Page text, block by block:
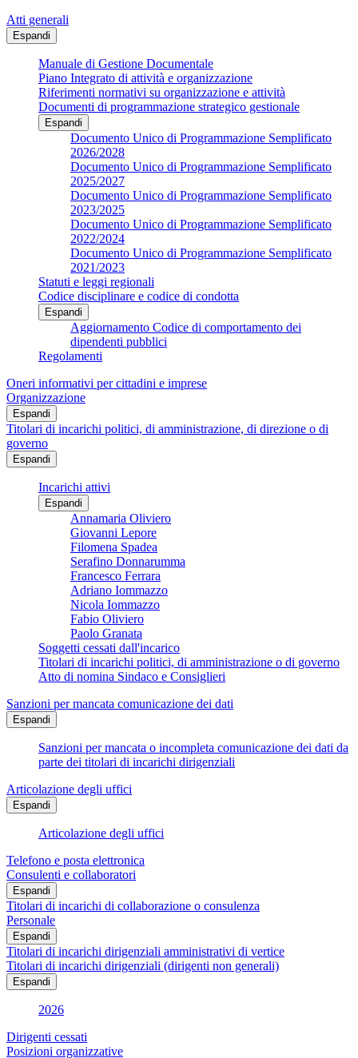
Atti generali
Espandi
Manuale di Gestione Documentale
Piano Integrato di attività e organizzazione
Riferimenti normativi su organizzazione e attività
Documenti di programmazione strategico gestionale
Espandi
Documento Unico di Programmazione Semplificato
2026/2028
Documento Unico di Programmazione Semplificato
2025/2027
Documento Unico di Programmazione Semplificato
2023/2025
Documento Unico di Programmazione Semplificato
2022/2024
Documento Unico di Programmazione Semplificato
2021/2023
Statuti e leggi regionali
Codice disciplinare e codice di condotta
Espandi
Aggiornamento Codice di comportamento dei
dipendenti pubblici
Regolamenti
Oneri informativi per cittadini e imprese
Organizzazione
Espandi
Titolari di incarichi politici, di amministrazione, di direzione o di
governo
Espandi
Incarichi attivi
Espandi
Annamaria Oliviero
Giovanni Lepore
Filomena Spadea
Serafino Donnarumma
Francesco Ferrara
Adriano Iommazzo
Nicola Iommazzo
Fabio Oliviero
Paolo Granata
Soggetti cessati dall'incarico
Titolari di incarichi politici, di amministrazione o di governo
Atto di nomina Sindaco e Consiglieri
Sanzioni per mancata comunicazione dei dati
Espandi
Sanzioni per mancata o incompleta comunicazione dei dati da
parte dei titolari di incarichi dirigenziali
Articolazione degli uffici
Espandi
Articolazione degli uffici
Telefono e posta elettronica
Consulenti e collaboratori
Espandi
Titolari di incarichi di collaborazione o consulenza
Personale
Espandi
Titolari di incarichi dirigenziali amministrativi di vertice
Titolari di incarichi dirigenziali (dirigenti non generali)
Espandi
2026
Dirigenti cessati
Posizioni organizzative